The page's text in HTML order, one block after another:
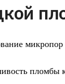
пломбы